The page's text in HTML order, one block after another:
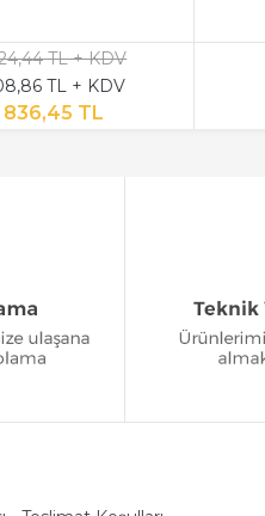
TL + KDV
TL + KDV
836,45 TL